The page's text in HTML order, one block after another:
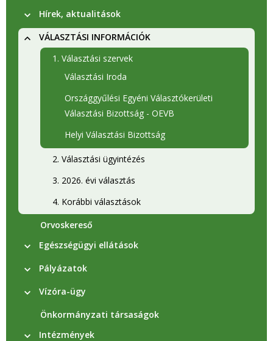
Hírek, aktualitások
VÁLASZTÁSI INFORMÁCIÓK
1. Választási szervek
Választási Iroda
Országgyűlési Egyéni Választókerületi
Választási Bizottság - OEVB
Helyi Választási Bizottság
2. Választási ügyintézés
3. 2026. évi választás
4. Korábbi választások
Orvoskereső
Egészségügyi ellátások
Pályázatok
Vízóra-ügy
Önkormányzati társaságok
Intézmények